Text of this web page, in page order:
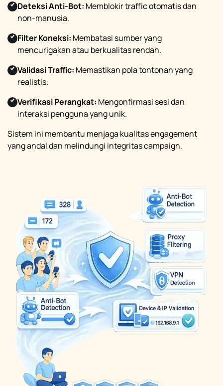
Deteksi Anti-Bot: Memblokir traffic otomatis dan
non-manusia.
Filter Koneksi: Membatasi sumber yang
mencurigakan atau berkualitas rendah.
Validasi Traffic: Memastikan pola tontonan yang
realistis.
Verifikasi Perangkat: Mengonfirmasi sesi dan
interaksi pengguna yang unik.
Sistem ini membantu menjaga kualitas engagement
yang andal dan melindungi integritas campaign.